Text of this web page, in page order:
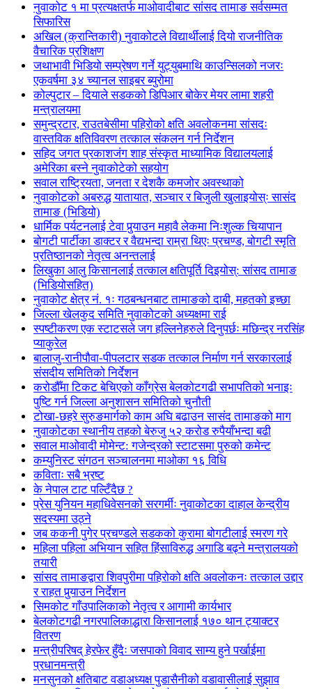
नुवाकोट १ मा प्रत्यक्षतर्फ माओवादीबाट सांसद तामाङ सर्वसम्मत
सिफारिस
अखिल (क्रान्तिकारी) नुवाकोटले विद्यार्थीलाई दियो राजनीतिक
वैचारिक प्रशिक्षण
जथाभावी भिडियो सम्प्रेषण गर्ने युट्युबमाथि काउन्सिलको नजरः
एकवर्षमा ३४ च्यानल साइबर ब्युरोमा
कोल्पुटार – दियाले सडकको डिपिआर बोकेर मेयर लामा शहरी
मन्त्रालयमा
समुन्द्रटार, राउतबेसीमा पहिरोको क्षति अवलोकनमा सांसदः
वास्तविक क्षतिविवरण तत्काल संकलन गर्न निर्देशन
सहिद जगत प्रकाशजंग शाह संस्कृत माध्यामिक विद्यालयलाई
अमेरिका बस्ने नुवाकोटेको सहयोग
सवाल राष्ट्रियता, जनता र देशकै कमजोर अवस्थाको
नुवाकोटको अबरुद्ध यातायात, सञ्चार र बिजुली खुलाइयोस्ः सासंद
तामाङ (भिडियो)
धार्मिक पर्यटनलाई टेवा पुर्‍याउन महावै लेकमा निःशुल्क चियापान
बोगटी पार्टीका डाक्टर र वैद्यभन्दा राम्रा थिएः प्रचण्ड, बोगटी स्मृति
प्रतिष्ठानको नेतृत्व अनन्तलाई
लिखुका आलु किसानलाई तत्काल क्षतिपूर्ति दिइयोस्: सांसद तामाङ
(भिडियोसहित)
नुवाकोट क्षेत्र नं. १ः गठबन्धनबाट तामाङको दाबी, महतको इच्छा
जिल्ला खेलकुद समिति नुवाकोटको अध्यक्षमा राई
स्पष्टीकरण एक स्टाटसले जग हल्लिनेहरुले दिनुपर्छः मछिन्द्र नरसिंह
प्याकुरेल
बालाजु-रानीपौवा-पीपलटार सडक तत्काल निर्माण गर्न सरकारलाई
संसदीय समितिको निर्देशन
करोडौँमा टिकट बेचिएको काँग्रेस बेलकोटगढी सभापतिको भनाइः
पुष्टि गर्न जिल्ला अनुशासन समितिको चुनौती
टोखा-छहरे सुरुङमार्गको काम अघि बढाउन सासंद तामाङको माग
नुवाकोटका स्थानीय तहको बेरुजु ५२ करोड रुपैयाँभन्दा बढी
सवाल माओवादी मोमेन्ट: गजेन्द्रको स्टाटसमा पुरुको कमेन्ट
कम्युनिस्ट संगठन सञ्चालनमा माओका १६ विधि
कविताः सबै भ्रष्ट
के नेपाल टाट पल्टिँदैछ ?
प्रेस युनियन महाधिवेसनको सरगर्मीः नुवाकोटका दाहाल केन्द्रीय
सदस्यमा उठ्ने
जब ककनी पुगेर प्रचण्डले सडकको कुरामा बोगटीलाई स्मरण गरे
महिला पहिला अभियान सहित हिंसाविरुद्ध अगाडि बढ्ने मन्त्रालयको
तयारी
सांसद तामाङद्वारा शिवपुरीमा पहिरोको क्षति अवलोकनः तत्काल उद्दार
र राहत पुर्‍याउन निर्देशन
सिमकोट गाँउपालिकाको नेतृत्व र आगामी कार्यभार
बेलकोटगढी नगरपालिकाद्धारा किसानलाई १७० थान ट्याक्टर
वितरण
मन्त्रीपरिषद् हेरफेर हुँदैः जसपाको विवाद साम्य हुने पर्खाईमा
प्रधानमन्त्री
मनसुनको क्षतिबाट वडाअध्यक्ष पुडासैनीको वडावासीलाई सुझाव